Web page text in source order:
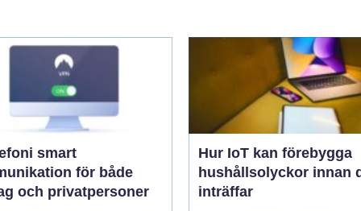
smart
för både
och privatpersoner
Hur IoT kan förebygga
hushållsolyckor innan
inträffar